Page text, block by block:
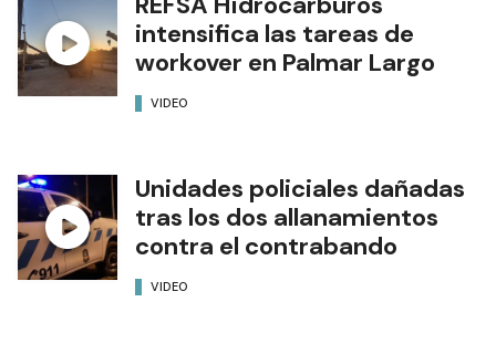
intensifica las tareas de
workover en Palmar Largo
VIDEO
Unidades policiales dañadas
tras los dos allanamientos
contra el contrabando
VIDEO